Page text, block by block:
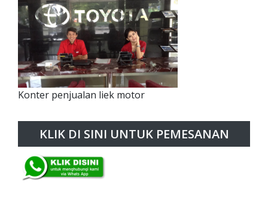
Konter penjualan liek motor
KLIK DI SINI UNTUK PEMESANAN